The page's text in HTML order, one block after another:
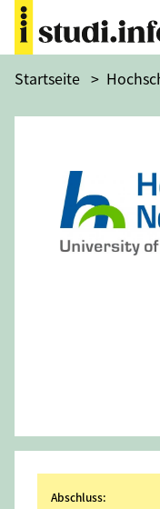
Startseite >
Abschluss: